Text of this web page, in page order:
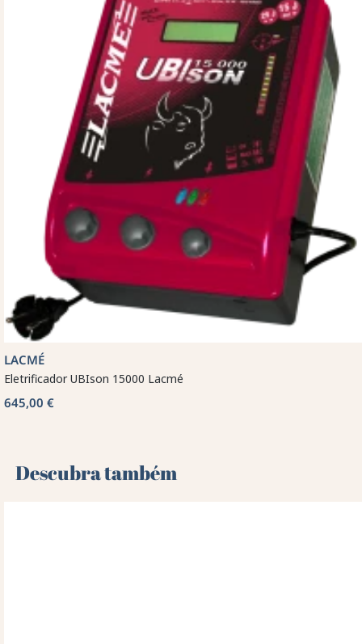
LACMÉ
Eletrificador UBIson 15000 Lacmé
645,00 €
Descubra também 🌻